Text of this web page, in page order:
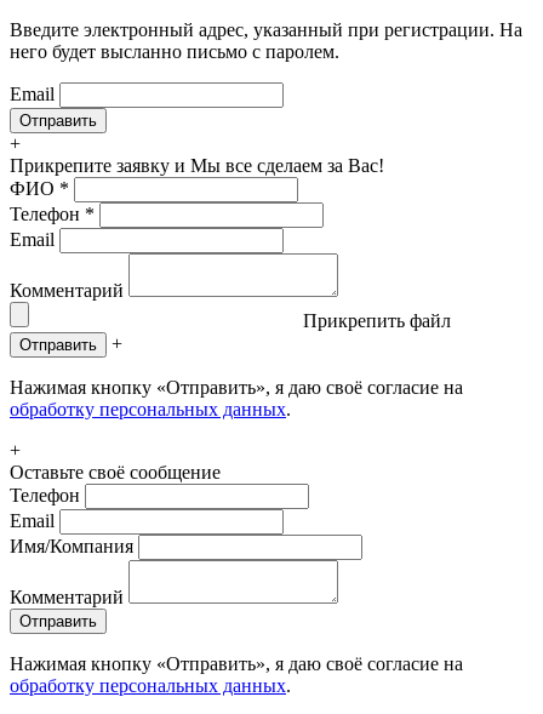
Введите электронный адрес, указанный при регистрации. На
него будет высланно письмо с паролем.
Email
+
Прикрепите заявку и Мы все сделаем за Вас!
ФИО *
Телефон *
Email
Комментарий
Прикрепить файл
Отправить +
Нажимая кнопку «Отправить», я даю своё согласие на
обработку персональных данных.
+
Оставьте своё сообщение
Телефон
Email
Имя/Компания
Комментарий
Отправить
Нажимая кнопку «Отправить», я даю своё согласие на
обработку персональных данных.